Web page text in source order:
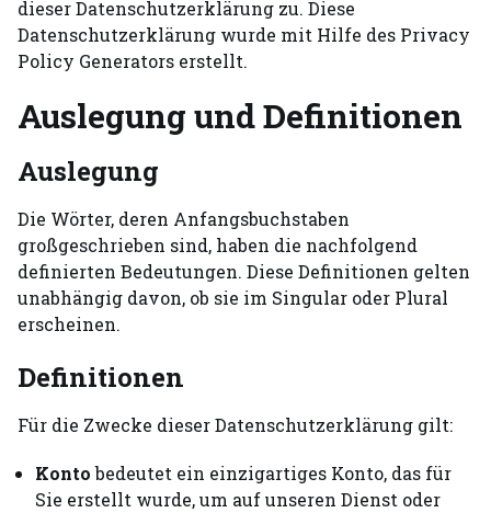
dieser Datenschutzerklärung zu. Diese
Datenschutzerklärung wurde mit Hilfe des Privacy
Policy Generators erstellt.
Auslegung und Definitionen
Auslegung
Die Wörter, deren Anfangsbuchstaben
großgeschrieben sind, haben die nachfolgend
definierten Bedeutungen. Diese Definitionen gelten
unabhängig davon, ob sie im Singular oder Plural
erscheinen.
Definitionen
Für die Zwecke dieser Datenschutzerklärung gilt:
Kontobedeutet ein einzigartiges Konto, das für
Sie erstellt wurde, um auf unseren Dienst oder